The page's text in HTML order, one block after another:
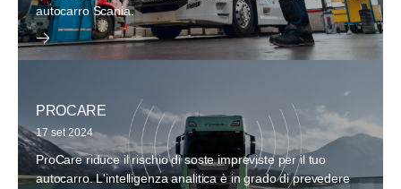
autocarro Scania.
PROCARE
17 set 2024
ProCare riduce il rischio di soste impreviste per il tuo
autocarro. L'intelligenza analitica è in grado di prevedere